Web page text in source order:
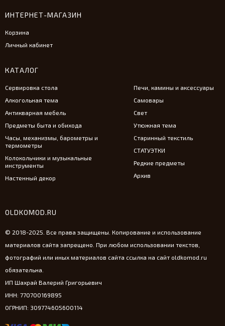
ИНТЕРНЕТ-МАГАЗИН
Корзина
Личный кабинет
КАТАЛОГ
Сервировка стола
Алкогольная тема
Антикварная мебель
Предметы быта и обихода
Часы, механизмы, барометры и
термометры
Колокольчики и музыкальные
инструменты
Настенный декор
Печи, камины и аксессуары
Самовары
Свет
Утюжная тема
Старинный текстиль
СТАТУЭТКИ
Редкие предметы
Архив
OLDKOMOD.RU
© 2018-2025. Все права защищены. Копирование и использование
материалов сайта запрещено. При любом использовании текстов,
фотографий или иных материалов сайта ссылка на сайт oldkomod.ru
обязательна.
ИП Шахрай Валерий Григорьевич
ИНН: 770700169895
ОГРНИП: 309774605600114